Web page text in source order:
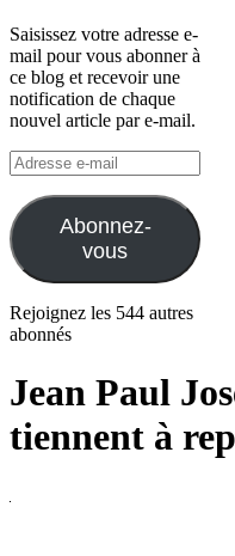
Saisissez votre adresse e-
mail pour vous abonner à
ce blog et recevoir une
notification de chaque
nouvel article par e-mail.
Adresse
e-
mail
Abonnez-
vous
Rejoignez les 544 autres
abonnés
Jean Paul
tiennent à